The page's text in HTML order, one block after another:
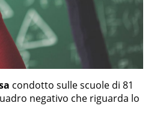
condotto sulle scuole di 81
negativo che riguarda lo